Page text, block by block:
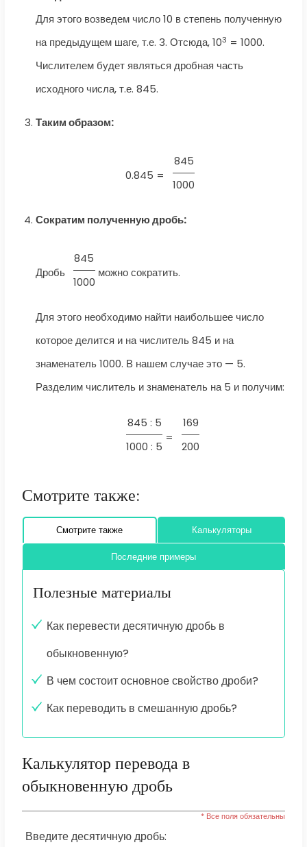
Для этого возведем число 10 в степень полученную
на предыдущем шаге, т.е. 3. Отсюда, 103 = 1000.
Числителем будет являться дробная часть
исходного числа, т.е. 845.
Таким образом:
0.845 =
845
1000
Сократим полученную дробь:
Дробь
845
1000
можно сократить.
Для этого необходимо найти наибольшее число
которое делится и на числитель 845 и на
знаменатель 1000. В нашем случае это — 5.
Разделим числитель и знаменатель на 5 и получим:
845 : 5
1000 : 5
=
169
200
Смотрите также:
Смотрите также Калькуляторы
Последние примеры
Полезные материалы
Как перевести десятичную дробь в
обыкновенную?
В чем состоит основное свойство дроби?
Как переводить в смешанную дробь?
Калькулятор перевода в
обыкновенную дробь
* Все поля обязательны
Введите десятичную дробь: